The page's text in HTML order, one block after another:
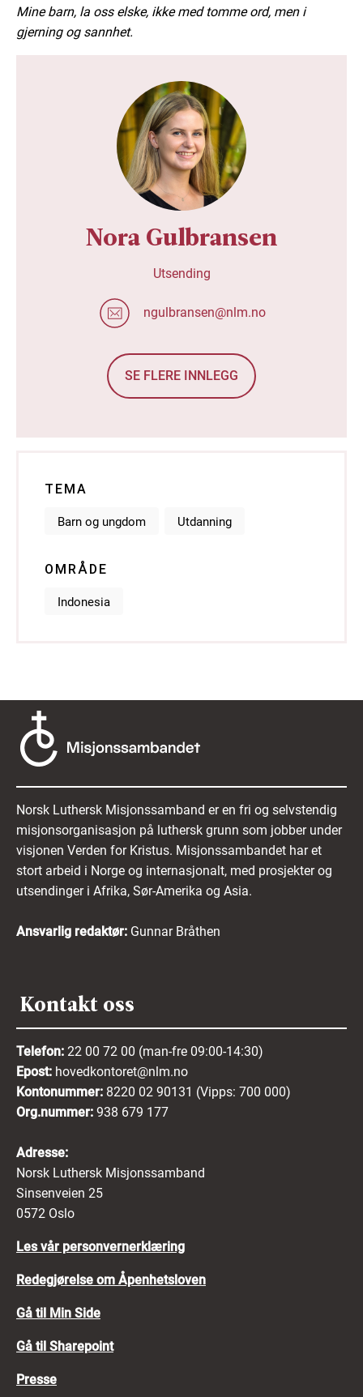
Mine barn, la oss elske, ikke med tomme ord, men i
gjerning og sannhet.
Nora Gulbransen
Utsending
ngulbransen@nlm.no
SE FLERE INNLEGG
TEMA
Barn og ungdom Utdanning
OMRÅDE
Indonesia
Norsk Luthersk Misjonssamband er en fri og selvstendig
misjonsorganisasjon på luthersk grunn som jobber under
visjonen Verden for Kristus. Misjonssambandet har et
stort arbeid i Norge og internasjonalt, med prosjekter og
utsendinger i Afrika, Sør-Amerika og Asia.
Ansvarlig redaktør: Gunnar Bråthen
Kontakt oss
Telefon: 22 00 72 00 (man-fre 09:00-14:30)
Epost: hovedkontoret@nlm.no
Kontonummer: 8220 02 90131 (Vipps: 700 000)
Org.nummer: 938 679 177
Adresse:
Norsk Luthersk Misjonssamband
Sinsenveien 25
0572 Oslo
Les vår personvernerklæring
Redegjørelse om Åpenhetsloven
Gå til Min Side
Gå til Sharepoint
Presse